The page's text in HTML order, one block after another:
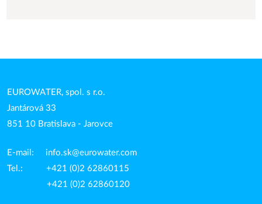
EUROWATER, spol. s r.o.
Jantárová 33
851 10 Bratislava - Jarovce
E-mail: info.sk@eurowater.com
Tel.: +421 (0)2 62860115
+421 (0)2 62860120